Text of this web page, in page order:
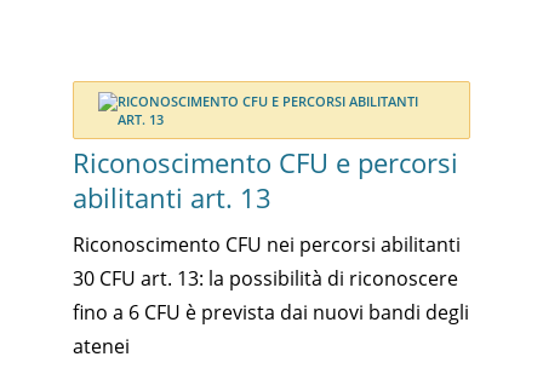
Riconoscimento CFU e percorsi
abilitanti art. 13
Riconoscimento CFU nei percorsi abilitanti
30 CFU art. 13: la possibilità di riconoscere
fino a 6 CFU è prevista dai nuovi bandi degli
atenei